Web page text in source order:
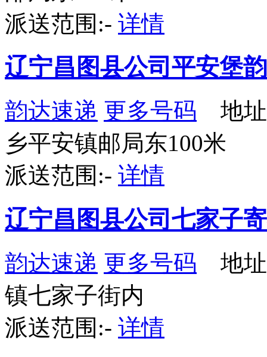
派送范围:- 详情
辽宁昌图县公司平安堡
韵达速递 更多号码 地址
乡平安镇邮局东100米
派送范围:- 详情
辽宁昌图县公司七家子
韵达速递 更多号码 地址
镇七家子街内
派送范围:- 详情